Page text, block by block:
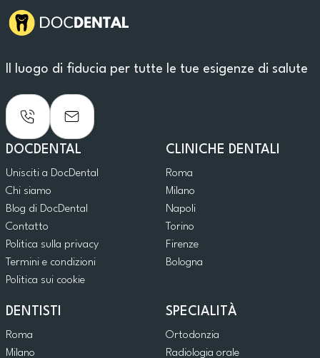
Il luogo di fiducia per tutte le tue esigenze di salute
DOCDENTAL
Unisciti a DocDental
Chi siamo
Blog di DocDental
Contatto
Politica sulla privacy
Termini e condizioni
Politica sui cookie
CLINICHE DENTALI
Roma
Milano
Napoli
Torino
Firenze
Bologna
DENTISTI
Roma
Milano
SPECIALITÀ
Ortodonzia
Radiologia orale